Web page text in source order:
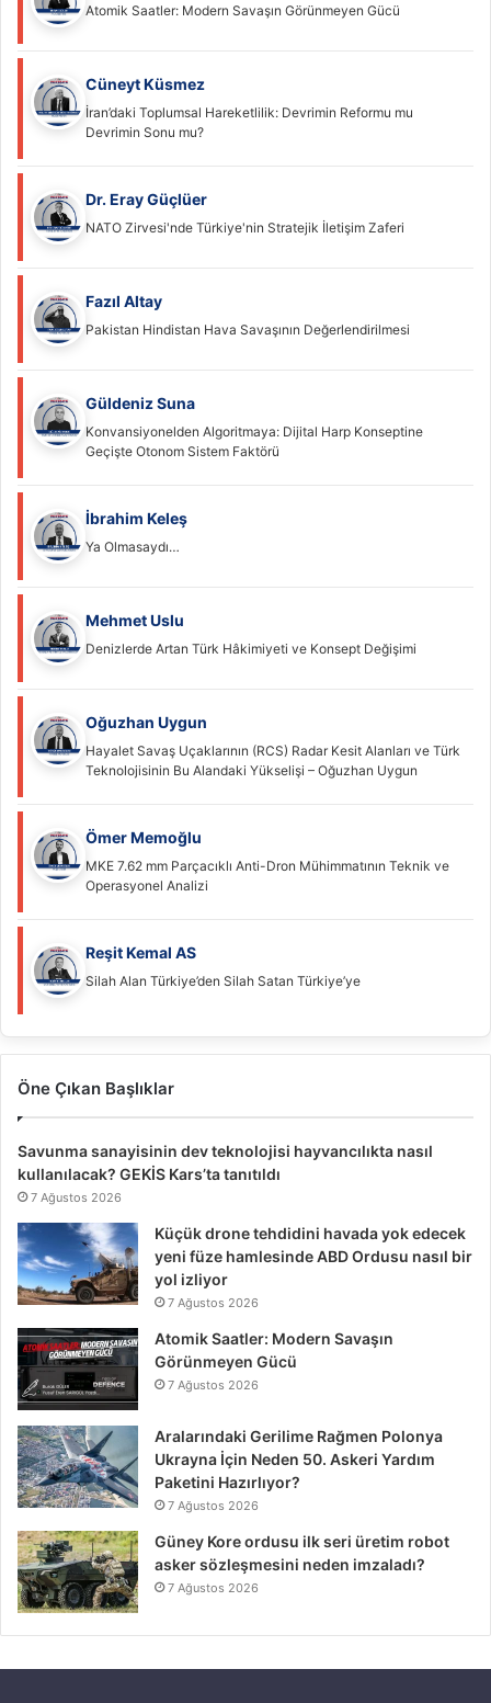
Atomik Saatler: Modern Savaşın Görünmeyen Gücü
Cüneyt Küsmez
İran’daki Toplumsal Hareketlilik: Devrimin Reformu mu
Devrimin Sonu mu?
Dr. Eray Güçlüer
NATO Zirvesi'nde Türkiye'nin Stratejik İletişim Zaferi
Fazıl Altay
Pakistan Hindistan Hava Savaşının Değerlendirilmesi
Güldeniz Suna
Konvansiyonelden Algoritmaya: Dijital Harp Konseptine
Geçişte Otonom Sistem Faktörü
İbrahim Keleş
Ya Olmasaydı…
Mehmet Uslu
Denizlerde Artan Türk Hâkimiyeti ve Konsept Değişimi
Oğuzhan Uygun
Hayalet Savaş Uçaklarının (RCS) Radar Kesit Alanları ve Türk
Teknolojisinin Bu Alandaki Yükselişi – Oğuzhan Uygun
Ömer Memoğlu
MKE 7.62 mm Parçacıklı Anti-Dron Mühimmatının Teknik ve
Operasyonel Analizi
Reşit Kemal AS
Silah Alan Türkiye’den Silah Satan Türkiye’ye
Öne Çıkan Başlıklar
Savunma sanayisinin dev teknolojisi hayvancılıkta nasıl
kullanılacak? GEKİS Kars’ta tanıtıldı
7 Ağustos 2026
Küçük drone tehdidini havada yok edecek
yeni füze hamlesinde ABD Ordusu nasıl bir
yol izliyor
7 Ağustos 2026
Atomik Saatler: Modern Savaşın
Görünmeyen Gücü
7 Ağustos 2026
Aralarındaki Gerilime Rağmen Polonya
Ukrayna İçin Neden 50. Askeri Yardım
Paketini Hazırlıyor?
7 Ağustos 2026
Güney Kore ordusu ilk seri üretim robot
asker sözleşmesini neden imzaladı?
7 Ağustos 2026